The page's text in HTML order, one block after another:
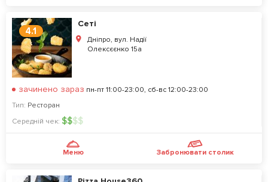
4.1
Сеті
Дніпро, вул. Надії
Олексєєнко 15а
зачинено зараз пн-пт 11:00-23:00, сб-вс 12:00-23:00
Тип: Ресторан
Середній чек: $$$$
Меню Забронювати столик